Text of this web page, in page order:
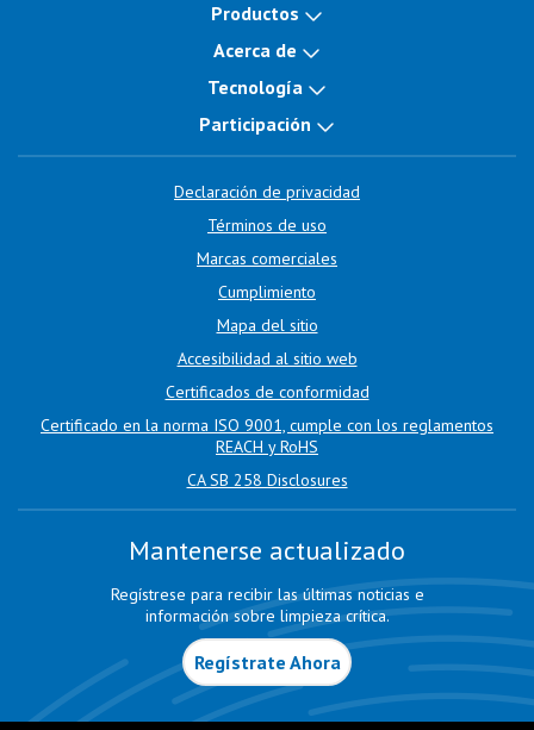
Productos
Acerca de
Tecnología
Participación
Declaración de privacidad
Términos de uso
Marcas comerciales
Cumplimiento
Mapa del sitio
Accesibilidad al sitio web
Certificados de conformidad
Certificado en la norma ISO 9001, cumple con los reglamentos
REACH y RoHS
CA SB 258 Disclosures
Mantenerse actualizado
Regístrese para recibir las últimas noticias e
información sobre limpieza crítica.
Regístrate Ahora